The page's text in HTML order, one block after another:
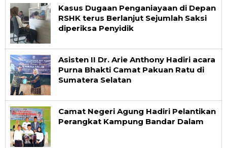
Kasus Dugaan Penganiayaan di Depan
RSHK terus Berlanjut Sejumlah Saksi
diperiksa Penyidik
Asisten II Dr. Arie Anthony Hadiri acara
Purna Bhakti Camat Pakuan Ratu di
Sumatera Selatan
Camat Negeri Agung Hadiri Pelantikan
Perangkat Kampung Bandar Dalam